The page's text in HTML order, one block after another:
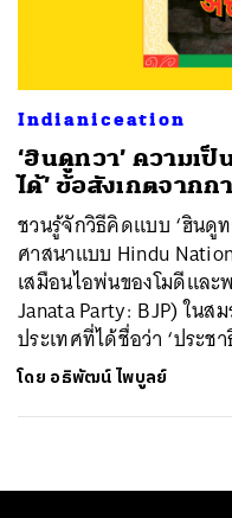
Indianiceation
‘ฮินดูทวา’ ความเป็
ได้’ ข้อสังเกตจาก
ชวนรู้จักวิธีคิดแบบ ‘ฮินดู
ศาสนาแบบ Hindu
เสมือนไอพ่นของโมดีแล
Janata Party: BJP) ในส
ประเทศที่ได้ชื่อว่า ‘ประ
โดย อธิพัฒน์ ไพบูลย์
SHARE